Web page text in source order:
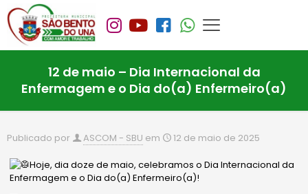
12 de maio – Dia Internacional da
Enfermagem e o Dia do(a) Enfermeiro(a)
Publicado por ASCOM - SBU em 12 de maio de 2025
Hoje, dia doze de maio, celebramos o Dia Internacional da
Enfermagem e o Dia do(a) Enfermeiro(a)!